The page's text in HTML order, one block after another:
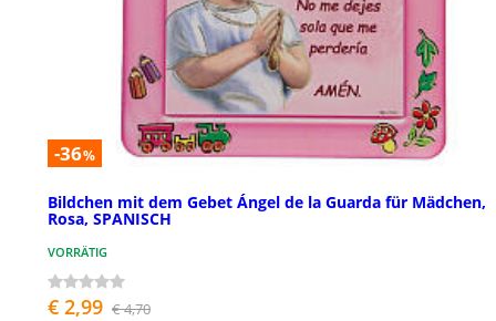
-36%
Bildchen mit dem Gebet Ángel de la Guarda für Mädchen,
Rosa, SPANISCH
VORRÄTIG
€ 2,99 € 4,70